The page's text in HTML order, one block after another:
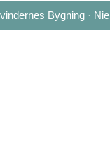
Bygning ·